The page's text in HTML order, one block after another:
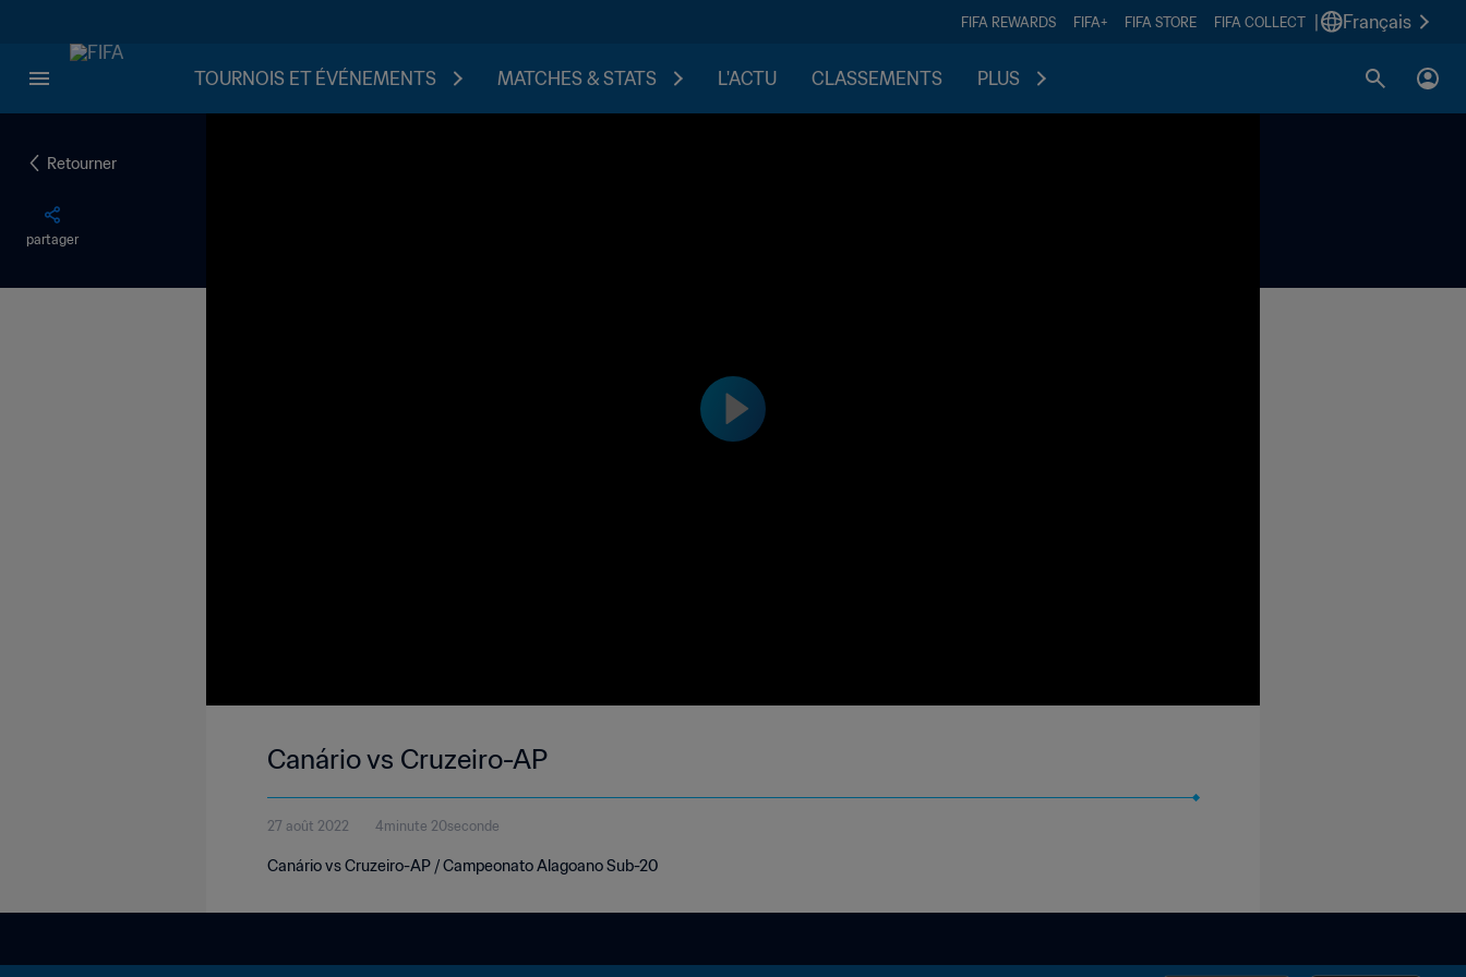
FIFA REWARDS FIFA+ FIFA STORE FIFA COLLECT Français
TOURNOIS ET ÉVÉNEMENTS MATCHES & STATS L'ACTU CLASSEMENTS PLUS
Retourner
partager
Canário vs Cruzeiro-AP
27 août 2022 4minute 20seconde
Canário vs Cruzeiro-AP / Campeonato Alagoano Sub-20